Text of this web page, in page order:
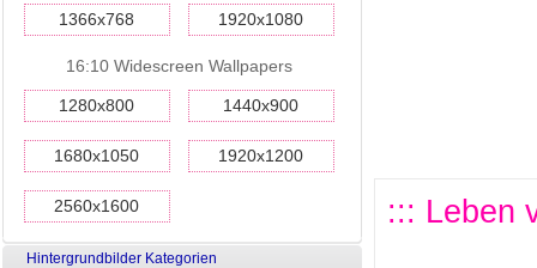
1366x768 1920x1080
16:10 Widescreen Wallpapers
1280x800 1440x900
1680x1050 1920x1200
2560x1600
Hintergrundbilder Kategorien
::: Leben